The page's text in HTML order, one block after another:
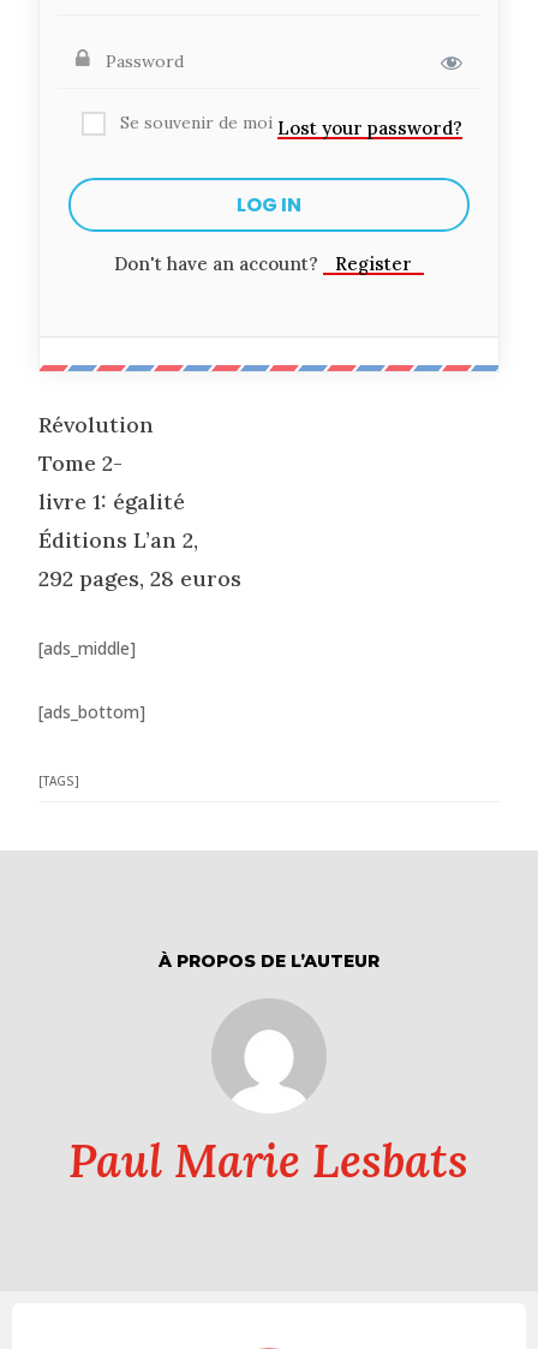
Se souvenir de moi Lost your password?
Don't have an account? Register
Révolution
Tome 2-
livre 1: égalité
Éditions L’an 2,
292 pages, 28 euros
[ads_middle]
[ads_bottom]
[TAGS]
À PROPOS DE L’AUTEUR
Paul Marie Lesbats